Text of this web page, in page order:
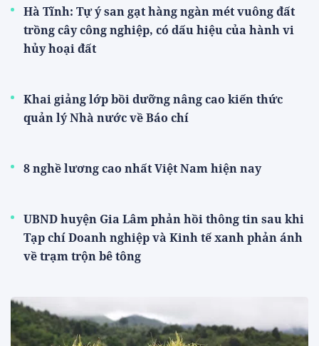
Hà Tĩnh: Tự ý san gạt hàng ngàn mét vuông đất
trồng cây công nghiệp, có dấu hiệu của hành vi
hủy hoại đất
Khai giảng lớp bồi dưỡng nâng cao kiến thức
quản lý Nhà nước về Báo chí
8 nghề lương cao nhất Việt Nam hiện nay
UBND huyện Gia Lâm phản hồi thông tin sau khi
Tạp chí Doanh nghiệp và Kinh tế xanh phản ánh
về trạm trộn bê tông